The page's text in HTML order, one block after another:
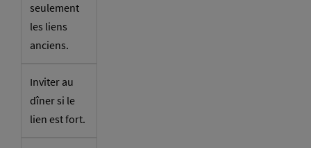
seulement
les liens
anciens.
Inviter au
dîner si le
lien est fort.